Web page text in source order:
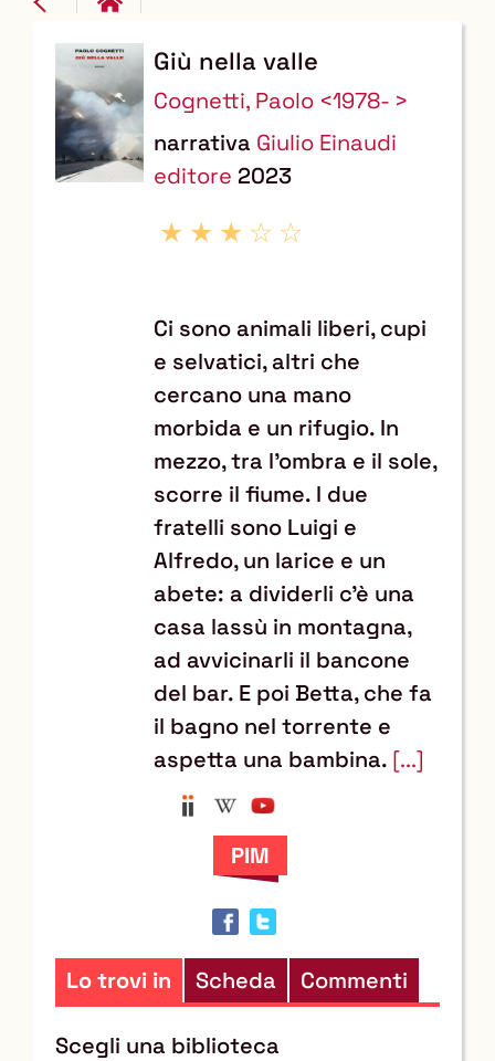
Dettaglio
del
documento
il
documento
risorse
AnobiiWikipedia
Giù nella valle
Cognetti, Paolo <1978- >
narrativa Giulio Einaudi
editore 2023
Ci sono animali liberi, cupi
e selvatici, altri che
cercano una mano
morbida e un rifugio. In
mezzo, tra l’ombra e il sole,
scorre il fiume. I due
fratelli sono Luigi e
Alfredo, un larice e un
abete: a dividerli c’è una
casa lassù in montagna,
ad avvicinarli il bancone
del bar. E poi Betta, che fa
il bagno nel torrente e
aspetta una bambina. [...]
Lo trovi in Scheda Commenti
Scegli una biblioteca